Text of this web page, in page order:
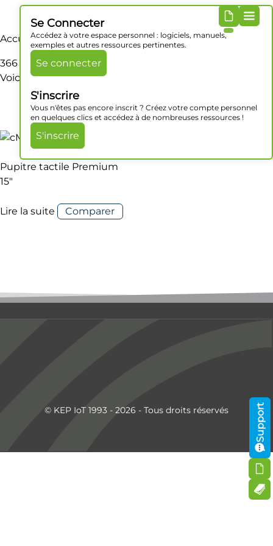
Se Connecter
Accédez à votre espace personnel : logiciels, manuels,
exemples et autres ressources pertinentes.
Se connecter
S'inscrire
Vous n'êtes pas encore inscrit ? Créez votre compte personnel
en quelques clics et accédez à de nombreuses ressources !
S'inscrire
Accueil/ Produit Dimensions / 366 x 293 x 51.5 mm
366 x 293 x 51.5 mm
Voici le seul résultat
Pupitre tactile Premium
15″
Lire la suite Comparer
Support
© KEP IoT 1993 - 2026 - Tous droits réservés